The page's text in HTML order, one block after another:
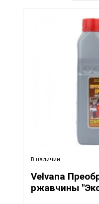
В наличии
Velvana
ржавчины